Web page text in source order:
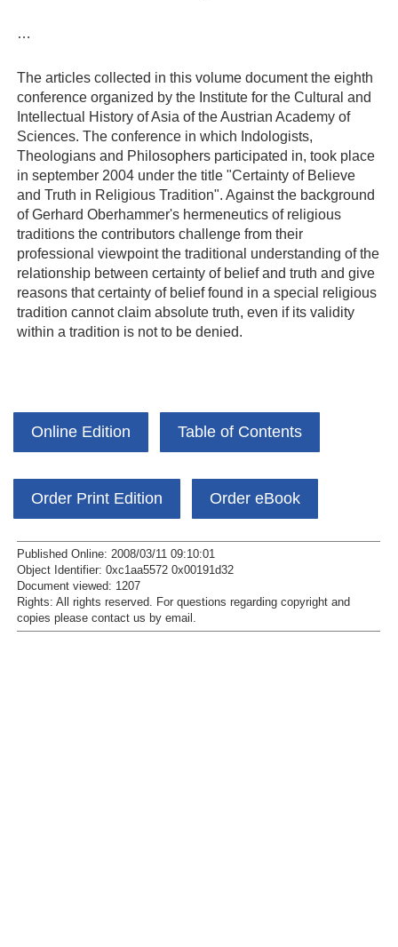
…
The articles collected in this volume document the eighth
conference organized by the Institute for the Cultural and
Intellectual History of Asia of the Austrian Academy of
Sciences. The conference in which Indologists,
Theologians and Philosophers participated in, took place
in september 2004 under the title "Certainty of Believe
and Truth in Religious Tradition". Against the background
of Gerhard Oberhammer's hermeneutics of religious
traditions the contributors challenge from their
professional viewpoint the traditional understanding of the
relationship between certainty of belief and truth and give
reasons that certainty of belief found in a special religious
tradition cannot claim absolute truth, even if its validity
within a tradition is not to be denied.
Online Edition Table of Contents
Order Print Edition Order eBook
Published Online: 2008/03/11 09:10:01
Object Identifier: 0xc1aa5572 0x00191d32
Document viewed: 1207
Rights: All rights reserved. For questions regarding copyright and
copies please contact us by email .